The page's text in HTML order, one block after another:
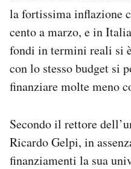
Notifiche mobile
Regala il Post
Hai bisogno di aiuto?
Esci
la fortissima inflazione
cento a marzo, e in
fondi in termini reali si
con lo stesso budget si
finanziare molte meno
Secondo il rettore
Ricardo Gelpi, in
finanziamenti la sua